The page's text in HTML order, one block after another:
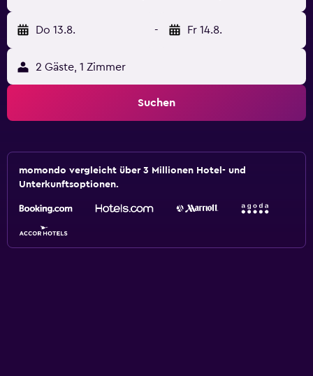
Do 13.8. - Fr 14.8.
2 Gäste, 1 Zimmer
Suchen
momondo vergleicht über 3 Millionen Hotel- und
Unterkunftsoptionen.